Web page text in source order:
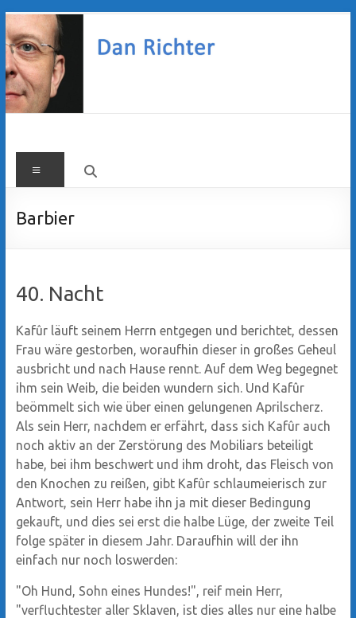
Zum
Inhalt
springen
Dan
Richter
Menü
Barbier
40. Nacht
Kafûr läuft seinem Herrn entgegen und berichtet, dessen
Frau wäre gestorben, woraufhin dieser in großes Geheul
ausbricht und nach Hause rennt. Auf dem Weg begegnet
ihm sein Weib, die beiden wundern sich. Und Kafûr
beömmelt sich wie über einen gelungenen Aprilscherz.
Als sein Herr, nachdem er erfährt, dass sich Kafûr auch
noch aktiv an der Zerstörung des Mobiliars beteiligt
habe, bei ihm beschwert und ihm droht, das Fleisch von
den Knochen zu reißen, gibt Kafûr schlaumeierisch zur
Antwort, sein Herr habe ihn ja mit dieser Bedingung
gekauft, und dies sei erst die halbe Lüge, der zweite Teil
folge später in diesem Jahr. Daraufhin will der ihn
einfach nur noch loswerden:
"Oh Hund, Sohn eines Hundes!", reif mein Herr,
"verfluchtester aller Sklaven, ist dies alles nur eine halbe